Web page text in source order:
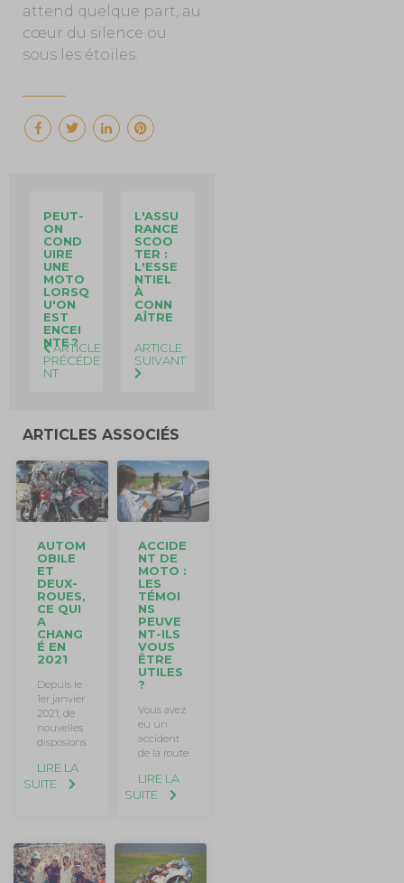
attend quelque part, au
cœur du silence ou
sous les étoiles.
PEUT-
ON
COND
UIRE
UNE
MOTO
LORSQ
U'ON
EST
ENCEI
NTE ?
ARTICLE
PRÉCÉDE
NT
L'ASSU
RANCE
SCOO
TER :
L'ESSE
NTIEL
À
CONN
AÎTRE
ARTICLE
SUIVANT
ARTICLES ASSOCIÉS
AUTOM
OBILE
ET
DEUX-
ROUES,
CE QUI
A
CHANG
É EN
2021
Depuis le
1er janvier
2021, de
nouvelles
disposions
LIRE LA
SUITE
ACCIDE
NT DE
MOTO :
LES
TÉMOI
NS
PEUVE
NT-ILS
VOUS
ÊTRE
UTILES
?
Vous avez
eu un
accident
de la route
LIRE LA
SUITE